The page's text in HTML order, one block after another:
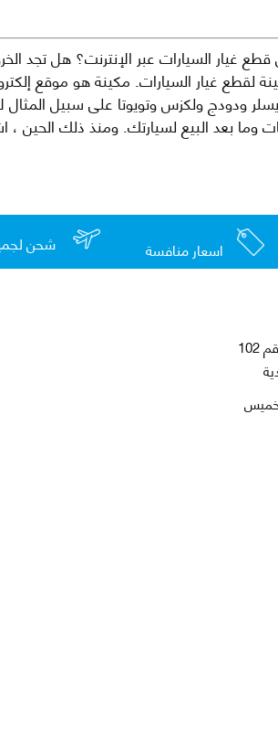
السيارات عبر الإنترنت؟ هل تجد
غيار السيارات. مكينة هو موقع
اسعار منافسة شحن